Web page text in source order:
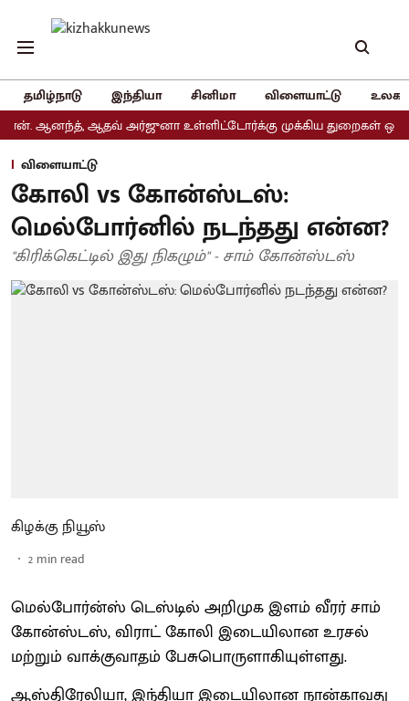
தமிழ்நாடு இந்தியா சினிமா விளையாட்டு
ஆதவ் அர்ஜுனா உள்ளிட்டோர்க்கு முக்கிய துறைகள் ஒதுக்கீடு
விளையாட்டு
கோலி vs கோன்ஸ்டஸ்:
மெல்போர்னில் நடந்தது என்ன?
"கிரிக்கெட்டில் இது நிகழும்" - சாம் கோன்ஸ்டஸ்
கிழக்கு நியூஸ்
2 min read
மெல்போர்ன்ஸ் டெஸ்டில் அறிமுக இளம் வீரர் சாம்
கோன்ஸ்டஸ், விராட் கோலி இடையிலான உரசல்
மற்றும் வாக்குவாதம் பேசுபொருளாகியுள்ளது.
ஆஸ்திரேலியா, இந்தியா இடையிலான நான்காவது